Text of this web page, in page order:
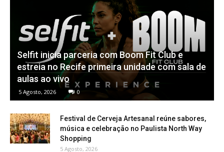
Selfit inicia parceria com Boom Fit Club e
estreia no Recife primeira unidade com sala de
aulas ao vivo
5 Agosto, 2026 0
Festival de Cerveja Artesanal reúne sabores,
música e celebração no Paulista North Way
Shopping
5 Agosto, 2026